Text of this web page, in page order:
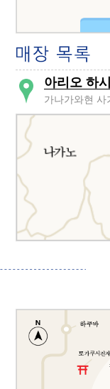
아리오 하
가나가와현 사